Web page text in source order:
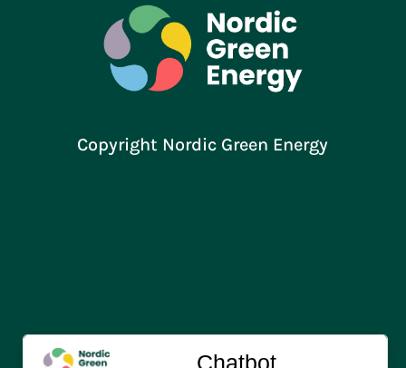
Copyright Nordic Green Energy